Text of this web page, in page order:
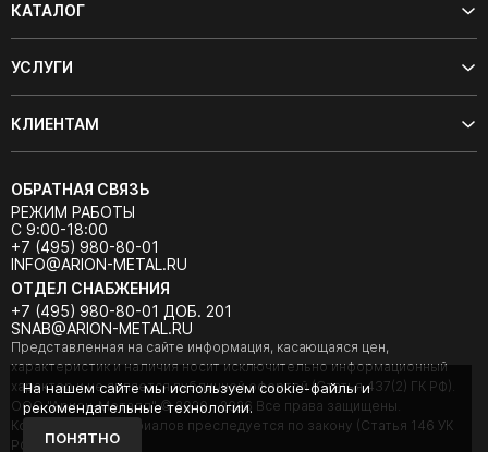
КАТАЛОГ
УСЛУГИ
КЛИЕНТАМ
ОБРАТНАЯ СВЯЗЬ
РЕЖИМ РАБОТЫ
С 9:00-18:00
+7 (495) 980-80-01
INFO@ARION-METAL.RU
ОТДЕЛ СНАБЖЕНИЯ
+7 (495) 980-80-01 ДОБ. 201
SNAB@ARION-METAL.RU
Представленная на сайте информация, касающаяся цен,
характеристик и наличия носит исключительно информационный
характер и не является публичной офертой (Статья 437(2) ГК РФ).
ООО "Арион-Металл" © 2020 - 2026 Все права защищены.
Копирование материалов преследуется по закону (Статья 146 УК
РФ).
На нашем сайте мы используем cookie-файлы и
рекомендательные технологии.
ПОНЯТНО